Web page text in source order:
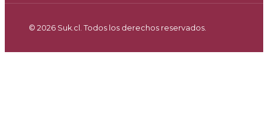
© 2026 Suk.cl. Todos los derechos reservados.